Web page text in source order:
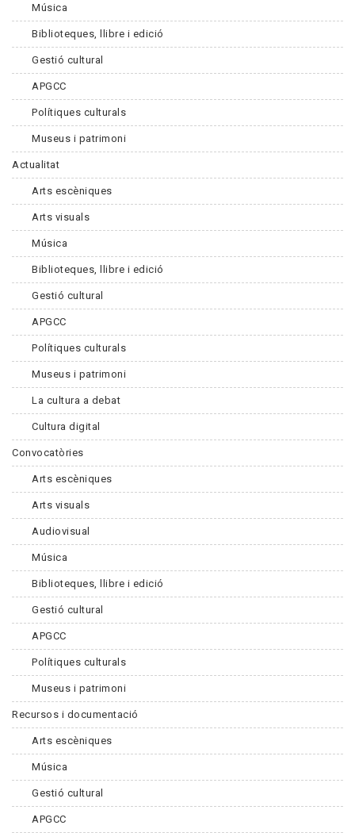
Música
Biblioteques, llibre i edició
Gestió cultural
APGCC
Polítiques culturals
Museus i patrimoni
Actualitat
Arts escèniques
Arts visuals
Música
Biblioteques, llibre i edició
Gestió cultural
APGCC
Polítiques culturals
Museus i patrimoni
La cultura a debat
Cultura digital
Convocatòries
Arts escèniques
Arts visuals
Audiovisual
Música
Biblioteques, llibre i edició
Gestió cultural
APGCC
Polítiques culturals
Museus i patrimoni
Recursos i documentació
Arts escèniques
Música
Gestió cultural
APGCC